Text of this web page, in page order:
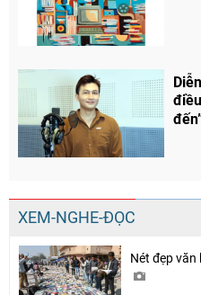
XEM-NGHE-ĐỌC
Nét đẹp